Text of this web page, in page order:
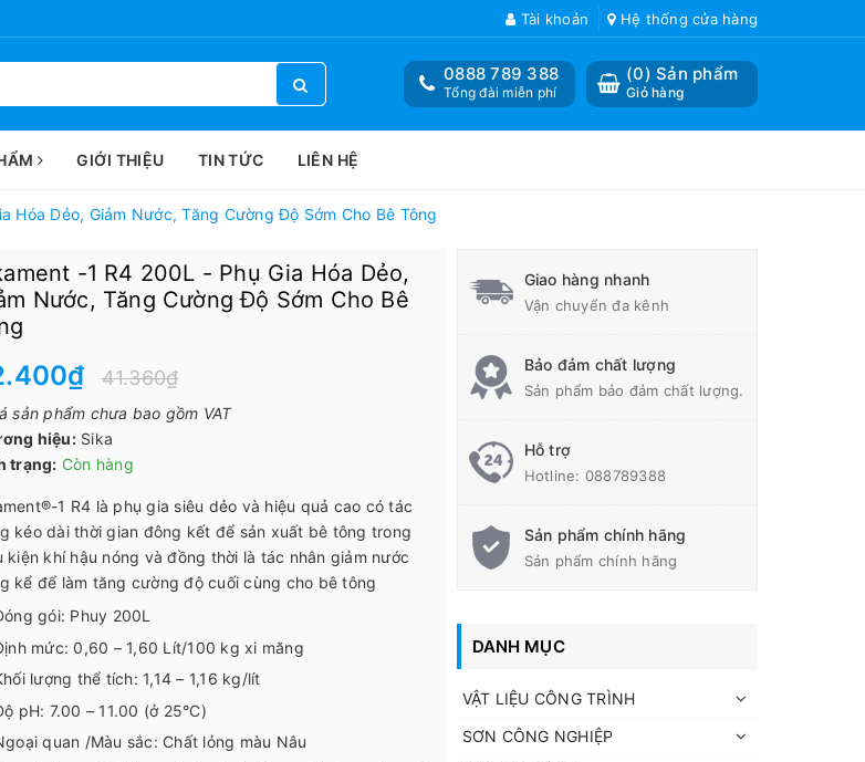
Tài khoản Hệ thống cửa hàng
(0) Sản phẩm
Giỏ hàng
0888 789 388
Tổng đài miễn phí
GIỚI THIỆU TIN TỨC LIÊN HỆ
Hóa Dẻo, Giảm Nước, Tăng Cường Độ Sớm Cho Bê Tông
-1 R4 200L - Phụ Gia Hóa Dẻo,
Nước, Tăng Cường Độ Sớm Cho Bê
41.360₫
sản phẩm chưa bao gồm VAT
hiệu: Sika
trạng: Còn hàng
1 R4 là phụ gia siêu dẻo và hiệu quả cao có tác
kéo dài thời gian đông kết để sản xuất bê tông trong
kiện khí hậu nóng và đồng thời là tác nhân giảm nước
kể để làm tăng cường độ cuối cùng cho bê tông
gói: Phuy 200L
mức: 0,60 – 1,60 Lít/100 kg xi măng
lượng thể tích: 1,14 – 1,16 kg/lít
pH: 7.00 – 11.00 (ở 25°C)
quan /Màu sắc: Chất lỏng màu Nâu
Giao hàng nhanh
Vận chuyển đa kênh
Bảo đảm chất lượng
Sản phẩm bảo đảm chất lượng.
Hỗ trợ
Hotline: 088789388
Sản phẩm chính hãng
Sản phẩm chính hãng
DANH MỤC
VẬT LIỆU CÔNG TRÌNH
SƠN CÔNG NGHIỆP